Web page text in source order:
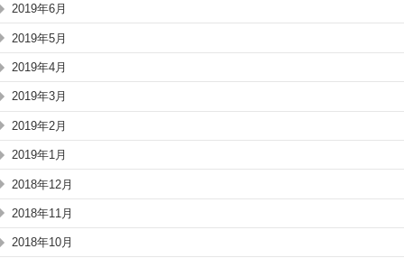
2019年6月
2019年5月
2019年4月
2019年3月
2019年2月
2019年1月
2018年12月
2018年11月
2018年10月